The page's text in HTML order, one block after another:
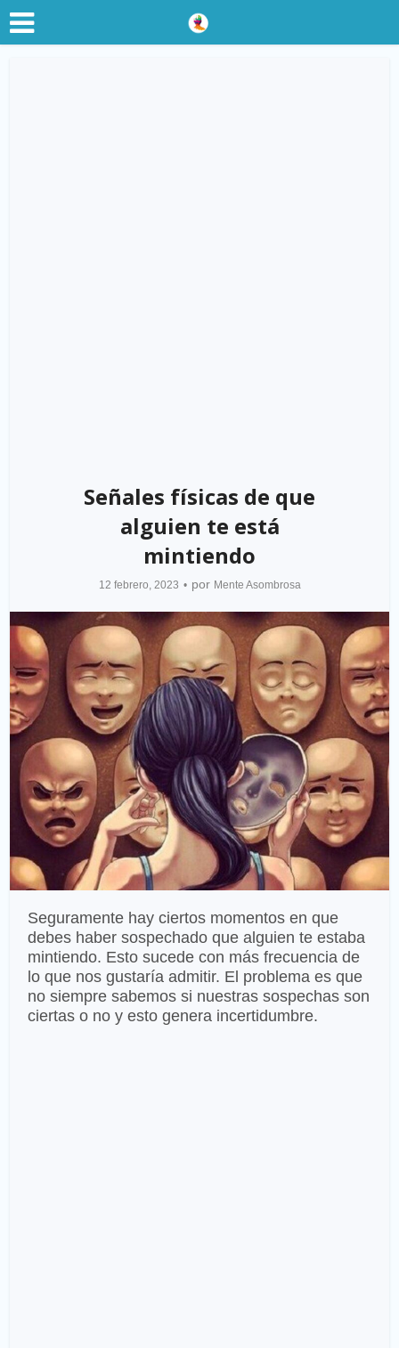
Señales físicas de que
alguien te está
mintiendo
12 febrero, 2023 por Mente Asombrosa
Seguramente hay ciertos momentos en que
debes haber sospechado que alguien te estaba
mintiendo. Esto sucede con más frecuencia de
lo que nos gustaría admitir. El problema es que
no siempre sabemos si nuestras sospechas son
ciertas o no y esto genera incertidumbre.